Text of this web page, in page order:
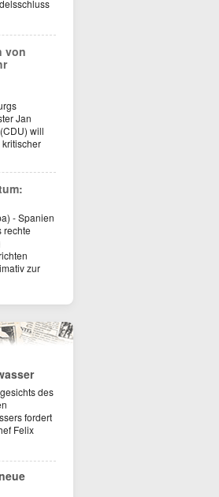
von
Jan
will
- Spanien
rechte
zur
des
fordert
Felix